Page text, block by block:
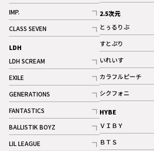
記事
IMP.
記事
CLASS SEVEN
記事
LDH
LDH SCREAM
記事
EXILE
記事
GENERATIONS
記事
FANTASTICS
記事
BALLISTIK BOYZ
記事
LIL LEAGUE
記事
2.5次元
とぅるりぶ
記事
すとぷり
記事
ギャラリー
いれいす
記事
ギャラリー
カラフルピーチ
記事
シクフォニ
記事
HYBE
ＶＩＢＹ
記事
ＢＴＳ